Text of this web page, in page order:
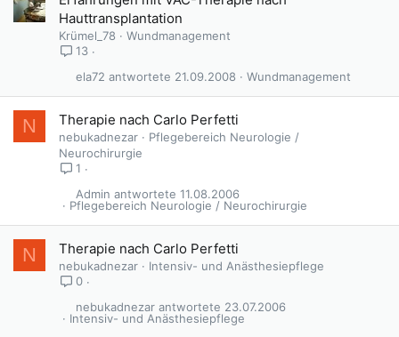
Hauttransplantation
Krümel_78
Wundmanagement
13
Wundmanagement
21.09.2008
ela72
N Therapie nach Carlo Perfetti
nebukadnezar
Pflegebereich Neurologie /
Neurochirurgie
1
Pflegebereich Neurologie / Neurochirurgie
11.08.2006
Admin
N Therapie nach Carlo Perfetti
nebukadnezar
Intensiv- und Anästhesiepflege
0
Intensiv- und Anästhesiepflege
23.07.2006
nebukadnezar